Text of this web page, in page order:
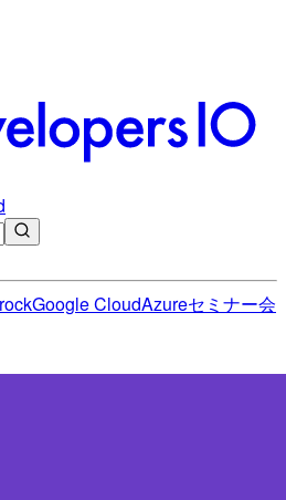
Google CloudAzureセミナー会